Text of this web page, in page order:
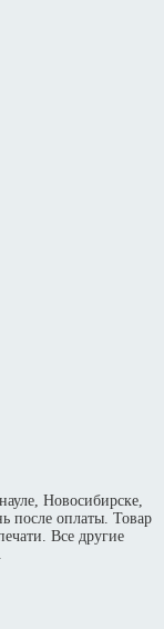
Новосибирске,
после оплаты. Товар
Все другие